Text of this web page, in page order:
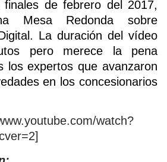
finales de febrero del 2017,
Mesa Redonda sobre
La duración del vídeo
pero merece la pena
los expertos que avanzaron
en los concesionarios
watch?